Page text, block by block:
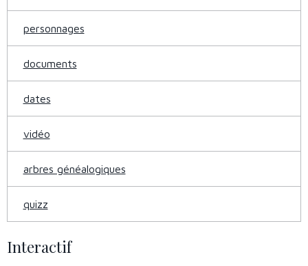
personnages
documents
dates
vidéo
arbres généalogiques
quizz
Interactif